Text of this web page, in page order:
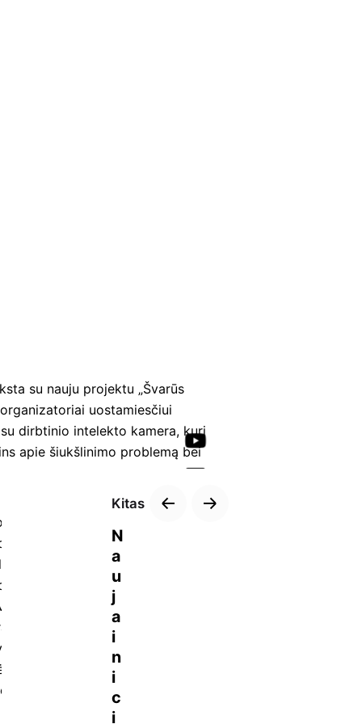
su nauju projektu „Švarūs
uostamiesčiui
dirbtinio intelekto kamera, kuri
apie šiukšlinimo problemą bei
naudą, Klaipėdos miesto
vedėja Irena Šakalienė
miestų tvarkymo srityje –
ieškoma būdų, kaip efektyvinti
jau daugelį metų Viešojo
reikalavimą dėl GPS sistemos
rangovų mašinose. Taip
– apie šiuo metu taikomas
Kitas
N
a
u
j
a
i
n
i
c
i